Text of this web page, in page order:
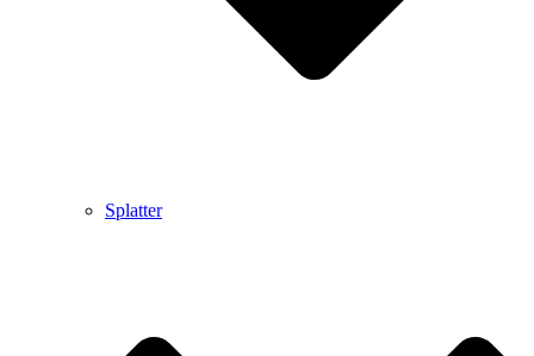
Splatter